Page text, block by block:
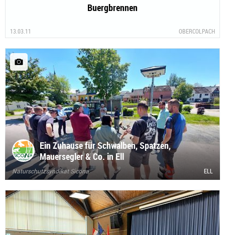
Buergbrennen
13.03.11 OBERCOLPACH
Ein Zuhause für Schwalben, Spatzen,
Mauersegler & Co. in Ell
Naturschutzsyndikat Sicona ELL